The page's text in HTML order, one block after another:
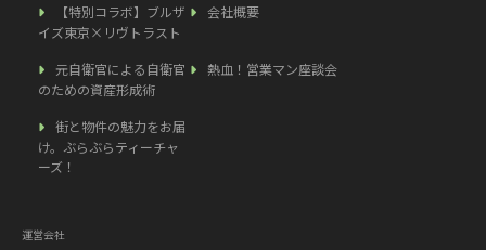
【特別コラボ】ブルザ
イズ東京×リヴトラスト
会社概要
元自衛官による自衛官
のための資産形成術
熱血！営業マン座談会
街と物件の魅力をお届
け。ぶらぶらティーチャ
ーズ！
運営会社